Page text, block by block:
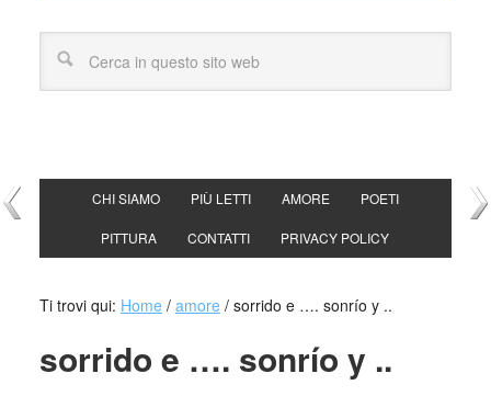
CHI SIAMO PIÙ LETTI AMORE POETI
PITTURA CONTATTI PRIVACY POLICY
Ti trovi qui: Home / amore /sorrido e …. sonrío y ..
sorrido e …. sonrío y ..